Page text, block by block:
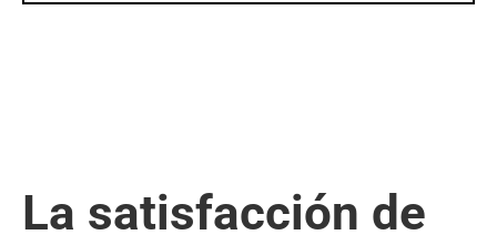
La satisfacción de